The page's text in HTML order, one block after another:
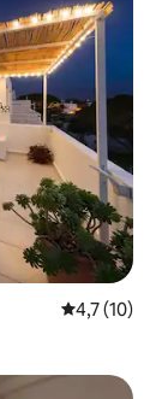
საშუალო
4,7 (10)